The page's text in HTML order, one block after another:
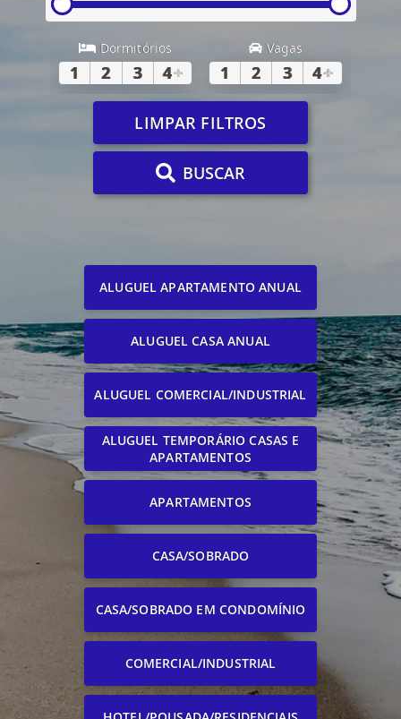
Dormitórios
1 2 3 4+
Vagas
1 2 3 4+
LIMPAR FILTROS
BUSCAR
ALUGUEL APARTAMENTO ANUAL
ALUGUEL CASA ANUAL
ALUGUEL COMERCIAL/INDUSTRIAL
ALUGUEL TEMPORÁRIO CASAS E
APARTAMENTOS
APARTAMENTOS
CASA/SOBRADO
CASA/SOBRADO EM CONDOMÍNIO
COMERCIAL/INDUSTRIAL